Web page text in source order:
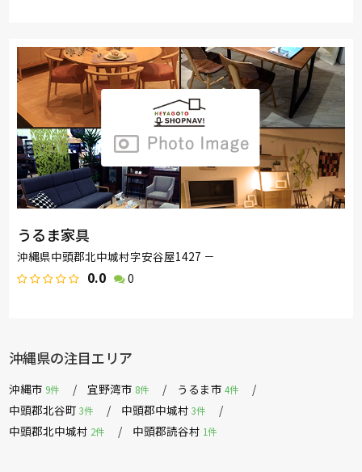
うるま家具
沖縄県中頭郡北中城村字安谷屋1427 －
0.0 0
沖縄県の注目エリア
沖縄市 9件 宜野湾市 8件 うるま市4件
中頭郡北谷町3件 中頭郡中城村3件
中頭郡北中城村 2件 中頭郡読谷村 1件